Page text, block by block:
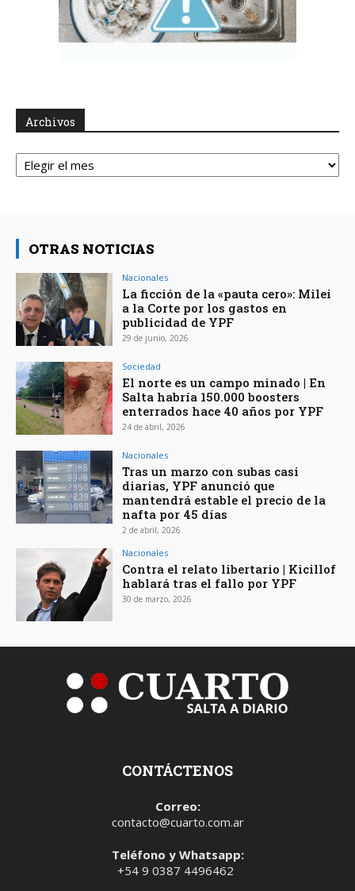
Archivos
Archivos
OTRAS NOTICIAS
Nacionales
La ficción de la «pauta cero»: Milei
a la Corte por los gastos en
publicidad de YPF
29 de junio, 2026
Sociedad
El norte es un campo minado | En
Salta habría 150.000 boosters
enterrados hace 40 años por YPF
24 de abril, 2026
Nacionales
Tras un marzo con subas casi
diarias, YPF anunció que
mantendrá estable el precio de la
nafta por 45 días
2 de abril, 2026
Nacionales
Contra el relato libertario | Kicillof
hablará tras el fallo por YPF
30 de marzo, 2026
CONTÁCTENOS
Correo:
contacto@cuarto.com.ar
Teléfono y Whatsapp:
+54 9 0387 4496462